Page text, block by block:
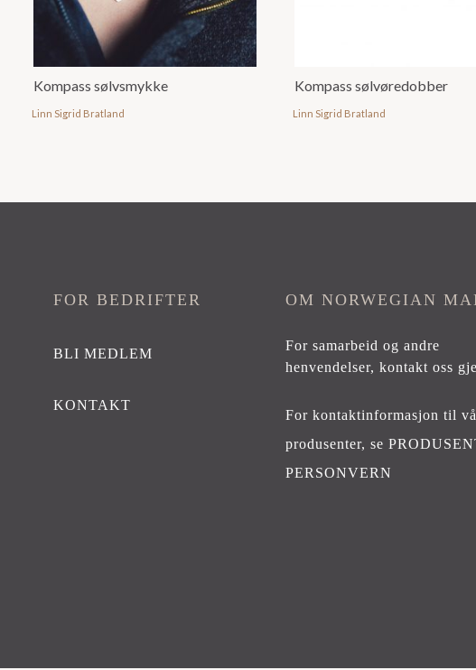
Kompass sølvsmykke
Linn Sigrid Bratland
Kompass sølvøredobber
Linn Sigrid Bratland
FOR BEDRIFTER
BLI MEDLEM
KONTAKT
OM NORWEGIAN
For samarbeid og andre
henvendelser,kontakt oss
For kontaktinformasjon til
produsenter, se
PERSONVERN